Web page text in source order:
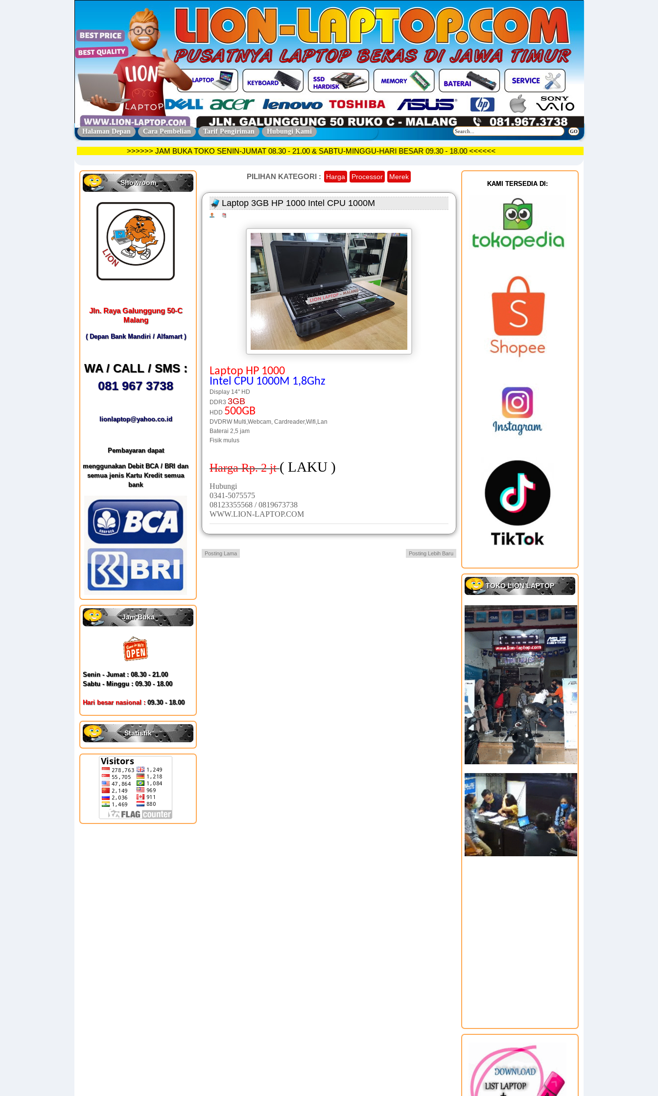
Halaman Depan Cara Pembelian Tarif Pengiriman Hubungi Kami
>>>>>> JAM BUKA TOKO SENIN-JUMAT 08.30 - 21.00 & SABTU-MINGGU-HARI BESAR 09.30 - 18.00 <<<<<<
Showroom
Jln. Raya Galunggung 50-C
Malang
( Depan Bank Mandiri / Alfamart )
WA / CALL / SMS :
081 967 3738
lionlaptop@yahoo.co.id
Pembayaran dapat
menggunakan Debit BCA / BRI dan
semua jenis Kartu Kredit semua
bank
Jam Buka
Senin - Jumat : 08.30 - 21.00
Sabtu - Minggu : 09.30 - 18.00
Hari besar nasional : 09.30 - 18.00
Statistik
PILIHAN KATEGORI : Harga Processor Merek
Laptop 3GB HP 1000 Intel CPU 1000M
Laptop HP 1000
Intel CPU 1000M 1,8Ghz
Display 14" HD
DDR3 3GB
HDD 500GB
DVDRW Multi,Webcam, Cardreader,Wifi,Lan
Baterai 2,5 jam
Fisik mulus
Harga Rp. 2jt ( LAKU )
Hubungi
0341-5075575
08123355568 / 0819673738
WWW.LION-LAPTOP.COM
Posting Lebih Baru
Posting Lama
KAMI TERSEDIA DI:
TOKO LION LAPTOP